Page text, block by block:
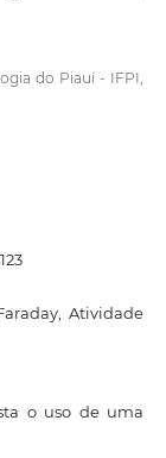
do Piauí - IFPI,
Atividade
o uso de uma